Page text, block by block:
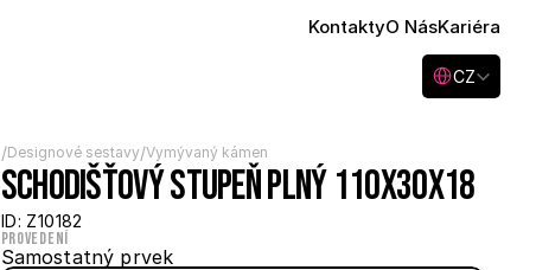
KontaktyO NásKariéra
Select Language
CZ
/Designové sestavy/Vymývaný kámen
Schodišťový stupeň plný 110x30x18
ID: Z10182
Provedení
Samostatný prvek